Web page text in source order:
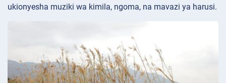
ukionyesha muziki wa kimila, ngoma, na mavazi ya harusi.